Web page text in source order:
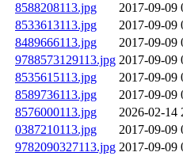
8588208113.jpg
2017-09-09
8533613113.jpg
2017-09-09
8489666113.jpg
2017-09-09
9788573129113.jpg 2017-09-09
8535615113.jpg
2017-09-09
8589736113.jpg
2017-09-09
8576000113.jpg
2026-02-14
0387210113.jpg
2017-09-09
9782090327113.jpg 2017-09-09